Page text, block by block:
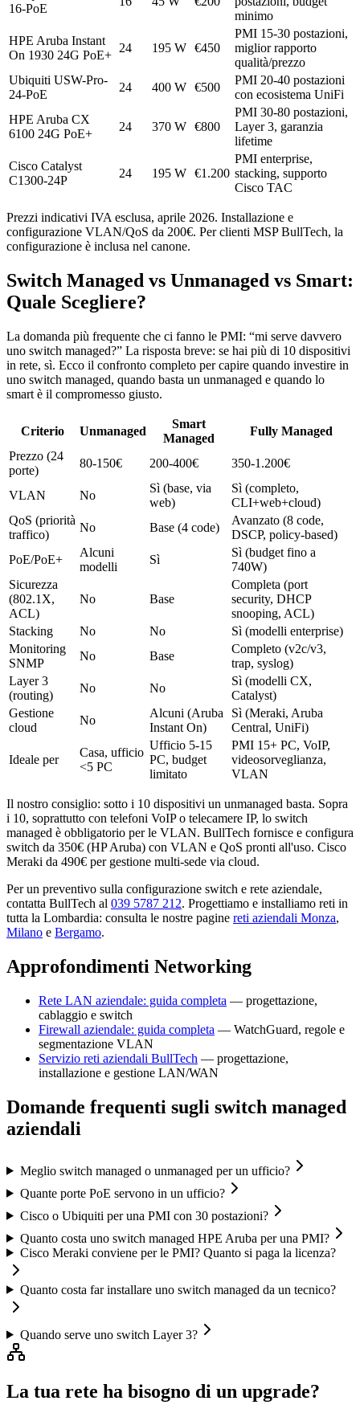
16-PoE
minimo
HPE Aruba Instant
On 1930 24G PoE+
24 195 W €450
PMI 15-30 postazioni,
miglior rapporto
qualità/prezzo
Ubiquiti USW-Pro-
24-PoE
24 400 W €500
PMI 20-40 postazioni
con ecosistema UniFi
HPE Aruba CX
6100 24G PoE+
24 370 W €800
PMI 30-80 postazioni,
Layer 3, garanzia
lifetime
Cisco Catalyst
C1300-24P
24 195 W €1.200
PMI enterprise,
stacking, supporto
Cisco TAC
Prezzi indicativi IVA esclusa, aprile 2026. Installazione e
configurazione VLAN/QoS da 200€. Per clienti MSP BullTech, la
configurazione è inclusa nel canone.
Switch Managed vs Unmanaged vs Smart:
Quale Scegliere?
La domanda più frequente che ci fanno le PMI: “mi serve davvero
uno switch managed?” La risposta breve: se hai più di 10 dispositivi
in rete, sì. Ecco il confronto completo per capire quando investire in
uno switch managed, quando basta un unmanaged e quando lo
smart è il compromesso giusto.
Criterio Unmanaged
Smart
Managed
Fully Managed
Prezzo (24
porte)
80-150€ 200-400€ 350-1.200€
VLAN No
Sì (base, via
web)
Sì (completo,
CLI+web+cloud)
QoS (priorità
traffico)
No Base (4 code)
Avanzato (8 code,
DSCP, policy-based)
PoE/PoE+
Alcuni
modelli
Sì
Sì (budget fino a
740W)
Sicurezza
(802.1X,
ACL)
No Base
Completa (port
security, DHCP
snooping, ACL)
Stacking
No No
Sì (modelli enterprise)
Monitoring
SNMP
No Base
Completo (v2c/v3,
trap, syslog)
Layer 3
(routing)
No No
Sì (modelli CX,
Catalyst)
Gestione
cloud
No
Alcuni (Aruba
Instant On)
Sì (Meraki, Aruba
Central, UniFi)
Ideale per
Casa, ufficio
<5 PC
Ufficio 5-15
PC, budget
limitato
PMI 15+ PC, VoIP,
videosorveglianza,
VLAN
Il nostro consiglio: sotto i 10 dispositivi un unmanaged basta. Sopra
i 10, soprattutto con telefoni VoIP o telecamere IP, lo switch
managed è obbligatorio per le VLAN. BullTech fornisce e configura
switch da 350€ (HP Aruba) con VLAN e QoS pronti all'uso. Cisco
Meraki da 490€ per gestione multi-sede via cloud.
Per un preventivo sulla configurazione switch e rete aziendale,
contatta BullTech al 039 5787 212. Progettiamo e installiamo reti in
tutta la Lombardia: consulta le nostre pagine reti aziendali Monza,
Milano e Bergamo.
Approfondimenti Networking
Rete LAN aziendale: guida completa — progettazione,
cablaggio e switch
Firewall aziendale: guida completa — WatchGuard, regole e
segmentazione VLAN
Servizio reti aziendali BullTech — progettazione,
installazione e gestione LAN/WAN
Domande frequenti sugli switch managed
aziendali
Meglio switch managed o unmanaged per un ufficio?
Quante porte PoE servono in un ufficio?
Cisco o Ubiquiti per una PMI con 30 postazioni?
Quanto costa uno switch managed HPE Aruba per una PMI?
Cisco Meraki conviene per le PMI? Quanto si paga la licenza?
Quanto costa far installare uno switch managed da un tecnico?
Quando serve uno switch Layer 3?
La tua rete ha bisogno di un upgrade?